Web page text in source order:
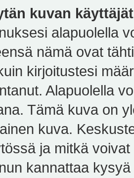
kuvan
alapuolella
nämä ovat
kirjoitustesi
Alapuolella
Tämä kuva on
kuva.
ja mitkä
kannattaa